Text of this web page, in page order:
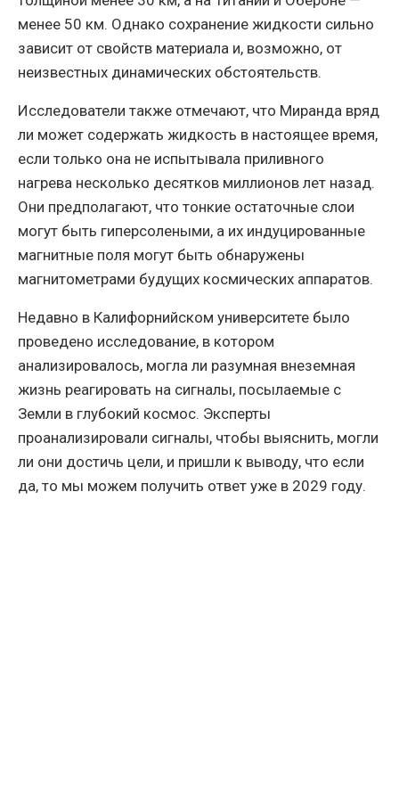
менее 50 км. Однако сохранение жидкости сильно
зависит от свойств материала и, возможно, от
неизвестных динамических обстоятельств.
Исследователи также отмечают, что Миранда вряд
ли может содержать жидкость в настоящее время,
если только она не испытывала приливного
нагрева несколько десятков миллионов лет назад.
Они предполагают, что тонкие остаточные слои
могут быть гиперсолеными, а их индуцированные
магнитные поля могут быть обнаружены
магнитометрами будущих космических аппаратов.
Недавно в Калифорнийском университете было
проведено исследование, в котором
анализировалось, могла ли разумная внеземная
жизнь реагировать на сигналы, посылаемые с
Земли в глубокий космос. Эксперты
проанализировали сигналы, чтобы выяснить, могли
ли они достичь цели, и пришли к выводу, что если
да, то мы можем получить ответ уже в 2029 году.